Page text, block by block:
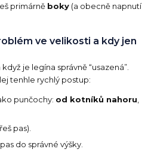
primárně boky (a obecně napnutí
ve velikosti a kdy jen
je legína správně “usazená”.
tenhle rychlý postup:
punčochy: od kotníků nahoru
pas).
do správné výšky.